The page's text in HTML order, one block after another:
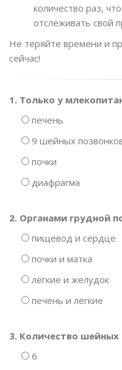
количество раз,
отслеживать свой
Не теряйте времени и
сейчас!
1. Только у
печень
9 шейных
почки
диафрагма
2. Органами грудной
пищевод и сердце
почки и матка
лёгкие и желудок
печень и лёгкие
3. Количество шейных
6